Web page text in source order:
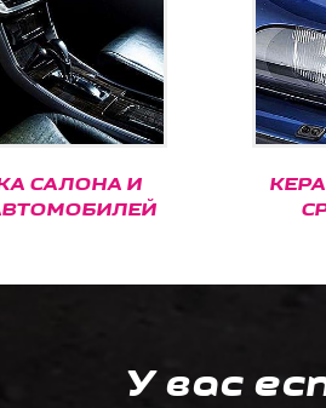
И
У вас